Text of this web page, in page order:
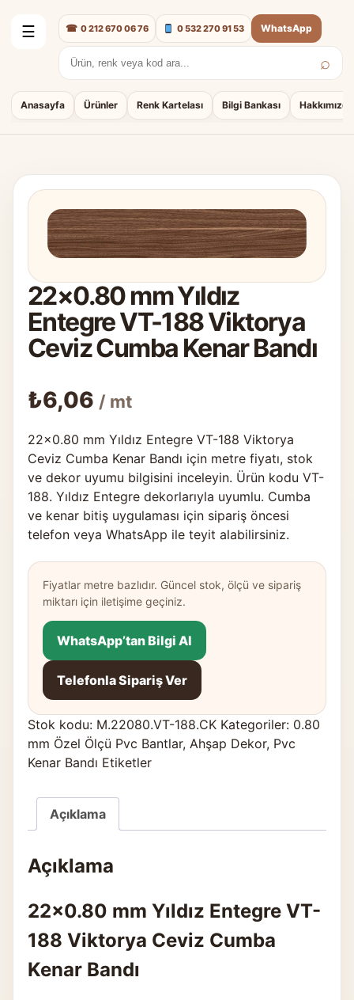
☰
Anasayfa Ürünler Renk Kartelası Bilgi Bankası Hakkımızda
Arama: ⌕
☎ 0 212 670 06 76 0 532 270 91 53 WhatsApp
22×0.80 mm Yıldız
Entegre VT-188 Viktorya
Ceviz Cumba Kenar Bandı
₺6,06 / mt
22×0.80 mm Yıldız Entegre VT-188 Viktorya
Ceviz Cumba Kenar Bandı için metre fiyatı, stok
ve dekor uyumu bilgisini inceleyin. Ürün kodu VT-
188. Yıldız Entegre dekorlarıyla uyumlu. Cumba
ve kenar bitiş uygulaması için sipariş öncesi
telefon veya WhatsApp ile teyit alabilirsiniz.
Fiyatlar metre bazlıdır. Güncel stok, ölçü ve sipariş
miktarı için iletişime geçiniz.
WhatsApp’tan Bilgi Al
Telefonla Sipariş Ver
Stok kodu: M.22080.VT-188.CK Kategoriler: 0.80
mm Özel Ölçü Pvc Bantlar, Ahşap Dekor, Pvc
Kenar Bandı Etiketler
Açıklama
Açıklama
22×0.80 mm Yıldız Entegre VT-
188 Viktorya Ceviz Cumba
Kenar Bandı